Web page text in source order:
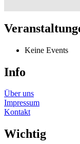
Keine Events
Info
Über uns
Impressum
Kontakt
Wichtig